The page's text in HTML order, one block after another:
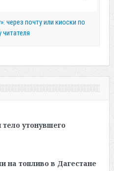
через почту или киоски по
утонувшего
на топливо в Дагестане